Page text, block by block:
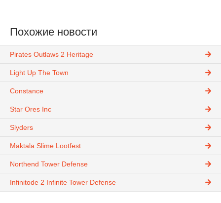
Похожие новости
Pirates Outlaws 2 Heritage
Light Up The Town
Constance
Star Ores Inc
Slyders
Maktala Slime Lootfest
Northend Tower Defense
Infinitode 2 Infinite Tower Defense